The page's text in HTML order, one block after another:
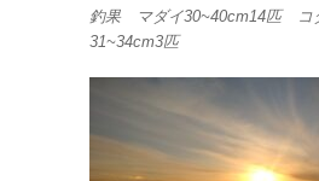
釣果 マダイ30~40cm14匹 コ
31~34cm3匹